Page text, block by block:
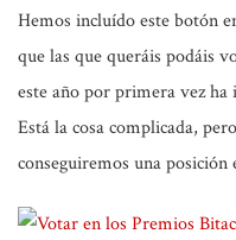
Hemos incluído este botón
que las que queráis podáis
este año por primera vez ha
Está la cosa complicada,
conseguiremos una